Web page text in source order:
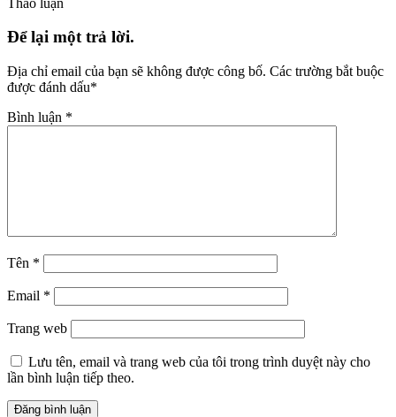
Để lại một trả lời.
Địa chỉ email của bạn sẽ không được công bố. Các trường bắt buộc
được đánh dấu*
Bình luận *
Tên *
Email *
Trang web
Lưu tên, email và trang web của tôi trong trình duyệt này cho
lần bình luận tiếp theo.